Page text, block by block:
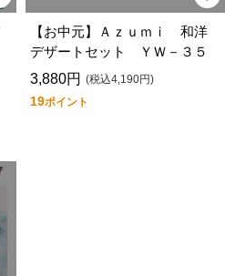
【お中元】Ａｚｕｍｉ 和洋
デザートセット ＹＷ－３５
3,880円 (税込4,190円)
19ポイント